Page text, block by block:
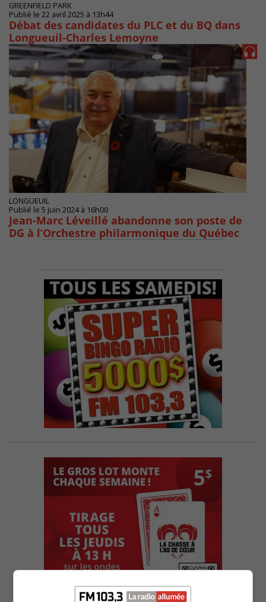
GREENFIELD PARK
Publié le 22 avril 2025 à 13h44
Débat des candidates du PLC et du BQ dans
Longueuil-Charles Lemoyne
LONGUEUIL
Publié le 5 juin 2024 à 16h00
Jean-Marc Léveillé abandonne son poste de
DG à l’Orchestre philarmonique du Québec